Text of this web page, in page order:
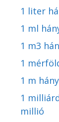
1 liter
1 ml
1 m3
1
1 m
1
millió